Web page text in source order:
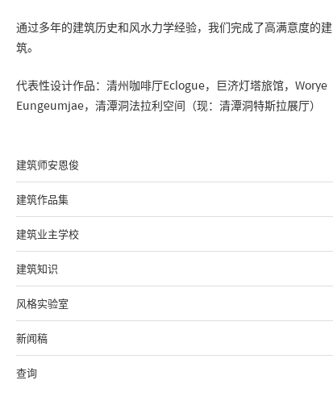
通过多年的建筑历史和风水力学经验，我们完成了高满意度的建
筑。
代表性设计作品：清州咖啡厅Eclogue，巨济灯塔旅馆，Worye
Eungeumjae，清潭洞法拉利空间（现：清潭洞特斯拉展厅）
建筑师安恩俊
建筑作品集
建筑业主学校
建筑知识
风格实验室
新闻稿
查询